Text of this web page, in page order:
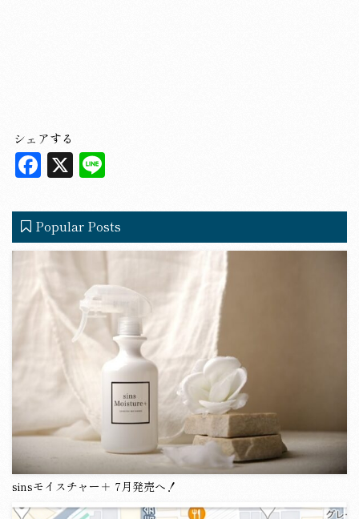
シェアする
F
a
c
e
b
o
o
X
e
Popular Posts
sinsモイスチャー＋ 7月発売へ！